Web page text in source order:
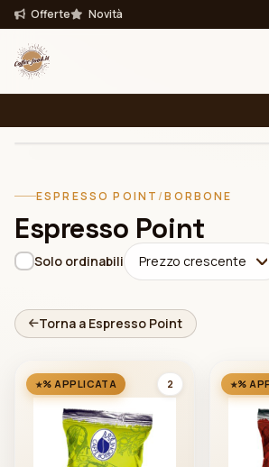
Offerte Novità
Bevande Filtra
ESPRESSO POINT /BORBONE
Espresso Point
Solo ordinabili Prezzo crescente
Torna a Espresso Point
% APPLICATA 2 %